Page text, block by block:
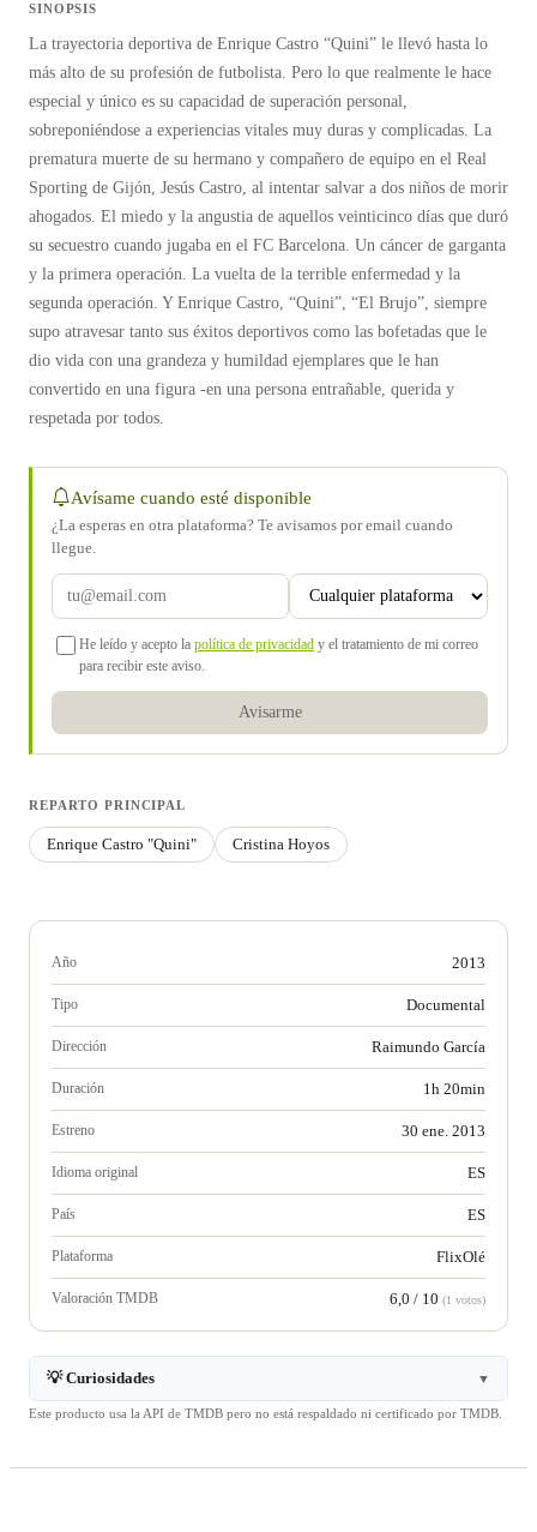
SINOPSIS
La trayectoria deportiva de Enrique Castro “Quini” le llevó hasta lo
más alto de su profesión de futbolista. Pero lo que realmente le hace
especial y único es su capacidad de superación personal,
sobreponiéndose a experiencias vitales muy duras y complicadas. La
prematura muerte de su hermano y compañero de equipo en el Real
Sporting de Gijón, Jesús Castro, al intentar salvar a dos niños de morir
ahogados. El miedo y la angustia de aquellos veinticinco días que duró
su secuestro cuando jugaba en el FC Barcelona. Un cáncer de garganta
y la primera operación. La vuelta de la terrible enfermedad y la
segunda operación. Y Enrique Castro, “Quini”, “El Brujo”, siempre
supo atravesar tanto sus éxitos deportivos como las bofetadas que le
dio vida con una grandeza y humildad ejemplares que le han
convertido en una figura -en una persona entrañable, querida y
respetada por todos.
Avísame cuando esté disponible
¿La esperas en otra plataforma? Te avisamos por email cuando
llegue.
He leído y acepto la política de privacidad y el tratamiento de mi correo
para recibir este aviso.
Avisarme
REPARTO PRINCIPAL
Enrique Castro "Quini" Cristina Hoyos
Año 2013
Tipo Documental
Dirección Raimundo García
Duración 1h 20min
Estreno 30 ene. 2013
Idioma original ES
País ES
Plataforma FlixOlé
Valoración TMDB 6,0 / 10 (1 votos)
💡 Curiosidades ▼
Este producto usa la API de TMDB pero no está respaldado ni certificado por TMDB.